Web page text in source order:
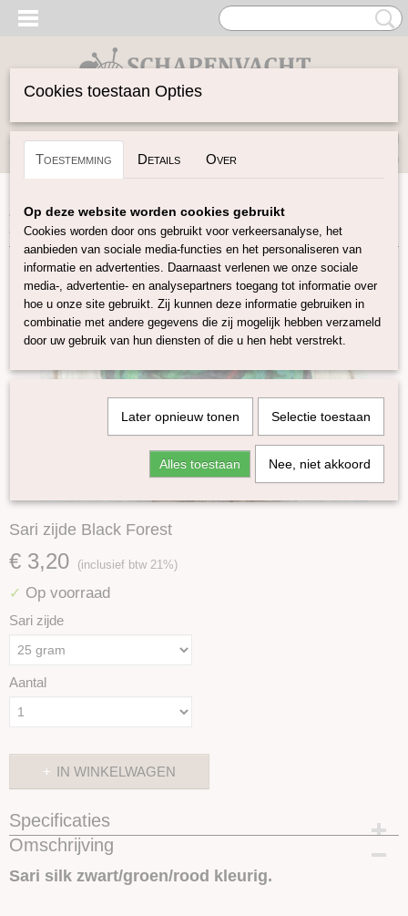
Inloggen Registreren
(0)
Home>Vilten>Zijde Producten>Sari Zijde
Black Forest
Sari zijde Black Forest
€ 3,20 (inclusief btw 21%)
✓ Op voorraad
Sari zijde
Aantal
IN WINKELWAGEN
Specificaties
Productcode
Omschrijving
Sari silk zwart/groen/rood kleurig.
Cookies toestaan Opties
Toestemming Details Over
Op deze website worden cookies gebruikt
Cookies worden door ons gebruikt voor verkeersanalyse, het
aanbieden van sociale media-functies en het personaliseren van
informatie en advertenties. Daarnaast verlenen we onze sociale
media-, advertentie- en analysepartners toegang tot informatie over
hoe u onze site gebruikt. Zij kunnen deze informatie gebruiken in
combinatie met andere gegevens die zij mogelijk hebben verzameld
door uw gebruik van hun diensten of die u hen hebt verstrekt.
Later opnieuw tonen Selectie toestaan
Alles toestaan Nee, niet akkoord